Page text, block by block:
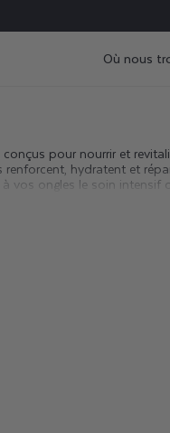
Où nous
pour nourrir et
hydratent et
vos ongles le soin intensif